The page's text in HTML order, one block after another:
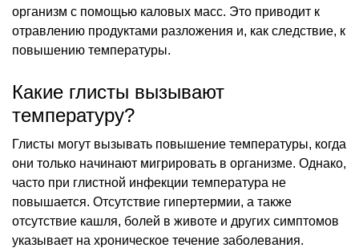
организм с помощью каловых масс. Это приводит к
отравлению продуктами разложения и, как следствие, к
повышению температуры.
Какие глисты вызывают
температуру?
Глисты могут вызывать повышение температуры, когда
они только начинают мигрировать в организме. Однако,
часто при глистной инфекции температура не
повышается. Отсутствие гипертермии, а также
отсутствие кашля, болей в животе и других симптомов
указывает на хроническое течение заболевания.